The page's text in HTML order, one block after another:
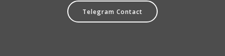
Telegram Contact